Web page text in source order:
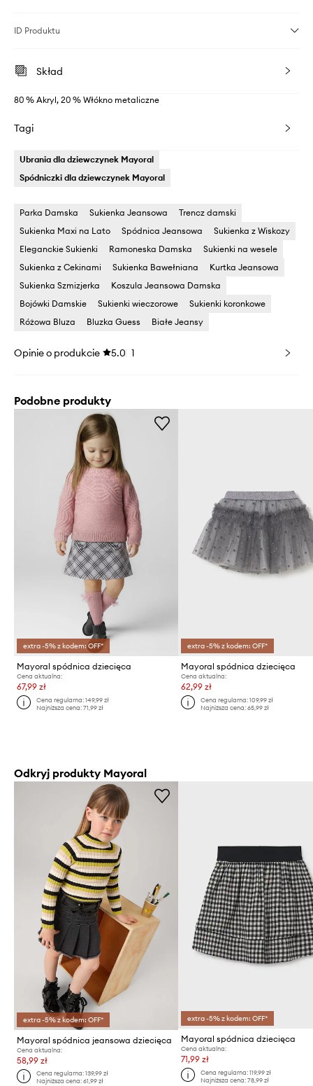
ID Produktu
Skład
80 % Akryl, 20 % Włókno metaliczne
Tagi
Ubrania dla dziewczynek Mayoral
Spódniczki dla dziewczynek Mayoral
Parka Damska Sukienka Jeansowa
Trencz damski
Sukienka Maxi na Lato
Spódnica Jeansowa
Sukienka z Wiskozy
Eleganckie Sukienki
Ramoneska Damska
Sukienki na wesele
Sukienka z Cekinami
Sukienka Bawełniana
Kurtka Jeansowa
Sukienka Szmizjerka
Koszula Jeansowa Damska
Bojówki Damskie
Sukienki wieczorowe
Sukienki koronkowe
Różowa Bluza
Bluzka Guess Białe Jeansy
Opinie o produkcie 5.0 1
Podobne produkty
extra -5% z kodem: OFF*
Mayoral spódnica dziecięca
Cena aktualna:
67,99 zł
Cena regularna:149,99 zł
Najniższa cena:71,99 zł
extra -5% z kodem: OFF*
Mayoral spódnica dziecięca
Cena aktualna:
62,99 zł
Cena regularna: 109,99 zł
Najniższa cena: 65,99 zł
Odkryj produkty Mayoral
extra -5% z kodem: OFF*
Mayoral spódnica jeansowa dziecięca
Cena aktualna:
58,99 zł
Cena regularna:139,99 zł
Najniższa cena:61,99 zł
extra -5% z kodem: OFF*
Mayoral spódnica dziecięca
Cena aktualna:
71,99 zł
Cena regularna: 119,99 zł
Najniższa cena: 78,99 zł